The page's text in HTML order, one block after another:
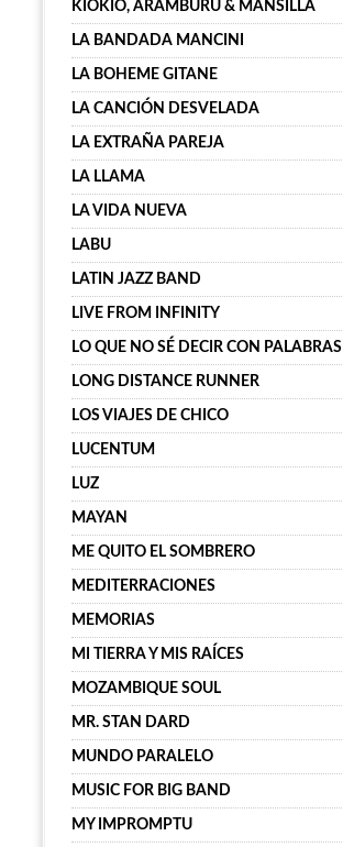
KIOKIO, ARAMBURU & MANSILLA
LA BANDADA MANCINI
LA BOHEME GITANE
LA CANCIÓN DESVELADA
LA EXTRAÑA PAREJA
LA LLAMA
LA VIDA NUEVA
LABU
LATIN JAZZ BAND
LIVE FROM INFINITY
LO QUE NO SÉ DECIR CON PALABRAS
LONG DISTANCE RUNNER
LOS VIAJES DE CHICO
LUCENTUM
LUZ
MAYAN
ME QUITO EL SOMBRERO
MEDITERRACIONES
MEMORIAS
MI TIERRA Y MIS RAÍCES
MOZAMBIQUE SOUL
MR. STAN DARD
MUNDO PARALELO
MUSIC FOR BIG BAND
MY IMPROMPTU